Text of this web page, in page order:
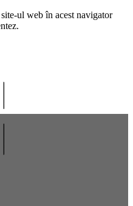
ul web în acest navigator